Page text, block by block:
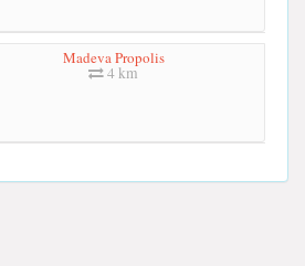
Madeva Propolis
4 km